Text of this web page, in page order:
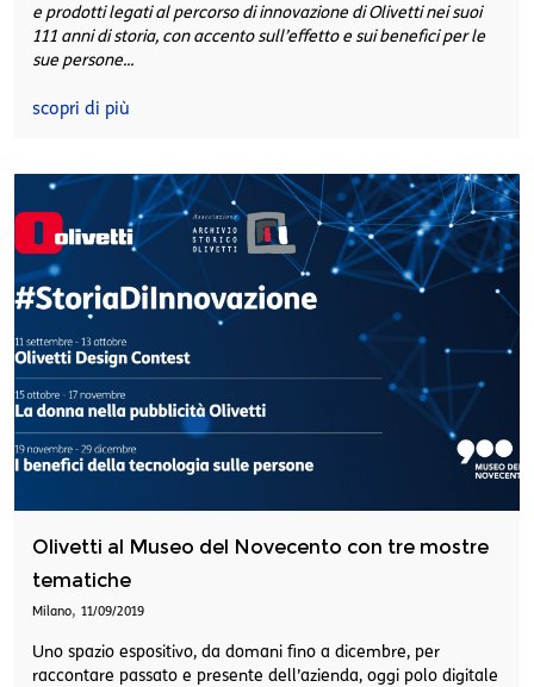
e prodotti legati al percorso di innovazione di Olivetti nei suoi
111 anni di storia, con accento sull’effetto e sui benefici per le
sue persone...
scopri di più
Olivetti al Museo del Novecento con tre mostre
tematiche
Milano, 11/09/2019
Uno spazio espositivo, da domani fino a dicembre, per
raccontare passato e presente dell’azienda, oggi polo digitale